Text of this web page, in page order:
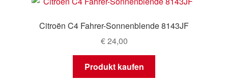
Citroën C4 Fahrer-Sonnenblende 8143JF
€24,00
Produkt kaufen